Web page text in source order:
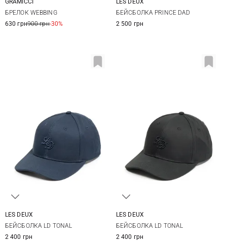
БРЕЛОК WEBBING
630 грн900 грн-30%
БЕЙСБОЛКА PRINCE DAD
2 500 грн
LES DEUX
БЕЙСБОЛКА LD TONAL
2 400 грн
LES DEUX
БЕЙСБОЛКА LD TONAL
2 400 грн